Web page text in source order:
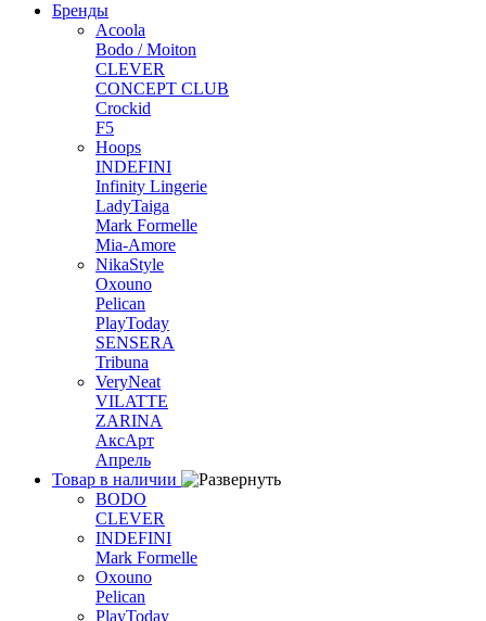
Бренды
Acoola
Bodo / Moiton
CLEVER
CONCEPT CLUB
Crockid
F5
Hoops
INDEFINI
Infinity Lingerie
LadyTaiga
Mark Formelle
Mia-Amore
NikaStyle
Oxouno
Pelican
PlayToday
SENSERA
Tribuna
VeryNeat
VILATTE
ZARINA
АксАрт
Апрель
Товар в наличии
BODO
CLEVER
INDEFINI
Mark Formelle
Oxouno
Pelican
PlayToday